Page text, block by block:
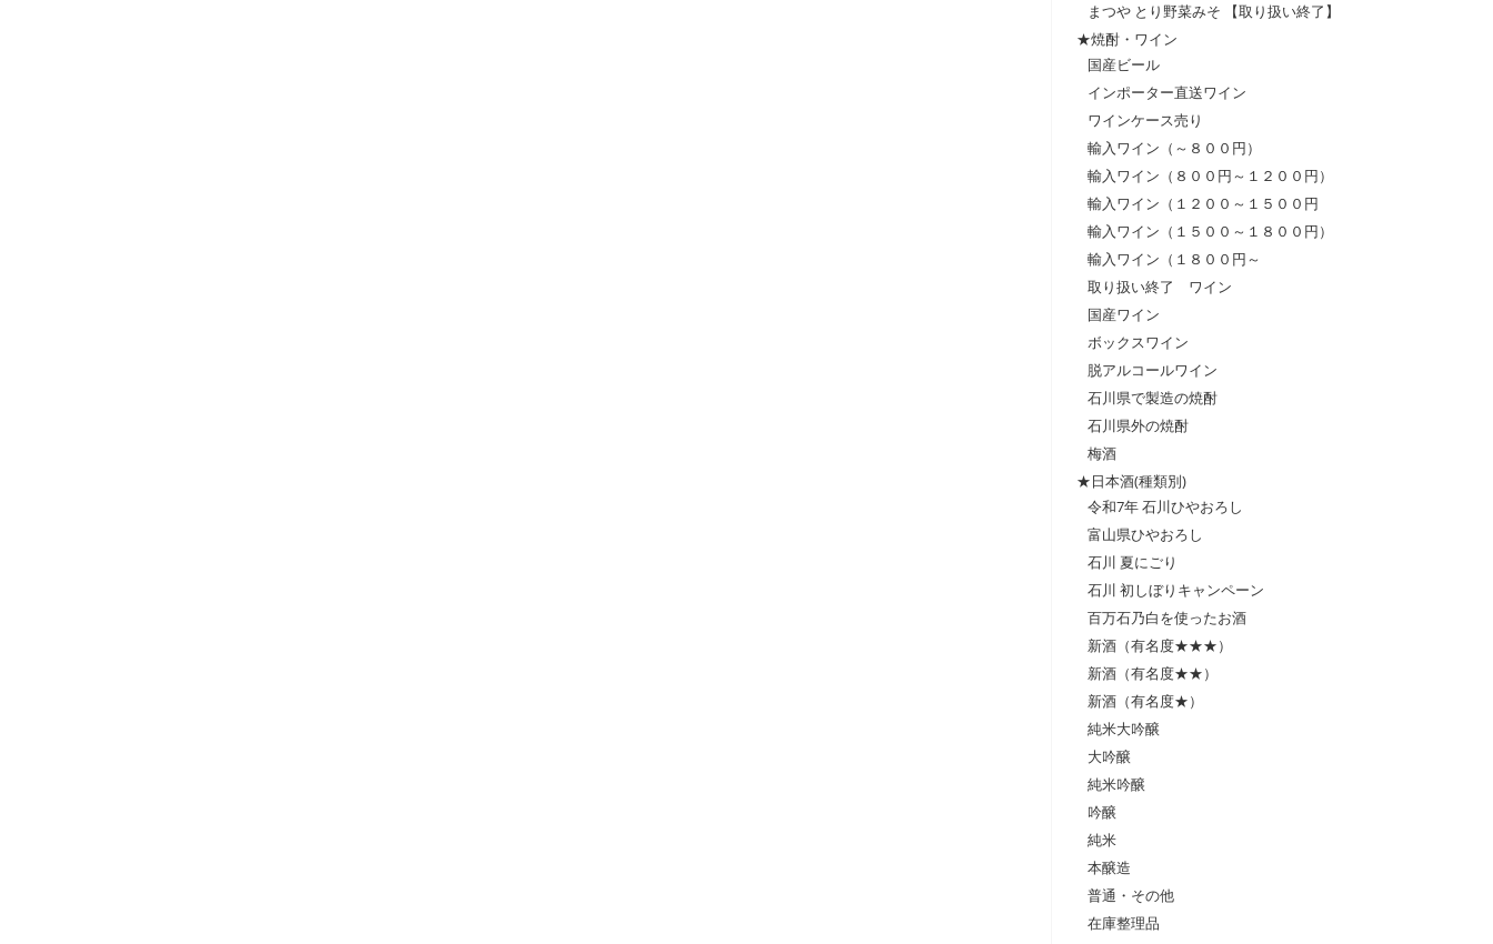
まつや とり野菜みそ 【取り扱い終了】
★焼酎・ワイン
国産ビール
インポーター直送ワイン
ワインケース売り
輸入ワイン（～８００円）
輸入ワイン（８００円～１２００円）
輸入ワイン（１２００～１５００円
輸入ワイン（１５００～１８００円）
輸入ワイン（１８００円～
取り扱い終了 ワイン
国産ワイン
ボックスワイン
脱アルコールワイン
石川県で製造の焼酎
石川県外の焼酎
梅酒
★日本酒(種類別)
令和7年 石川ひやおろし
富山県ひやおろし
石川 夏にごり
石川 初しぼりキャンペーン
百万石乃白を使ったお酒
新酒（有名度★★★）
新酒（有名度★★）
新酒（有名度★）
純米大吟醸
大吟醸
純米吟醸
吟醸
純米
本醸造
普通・その他
在庫整理品